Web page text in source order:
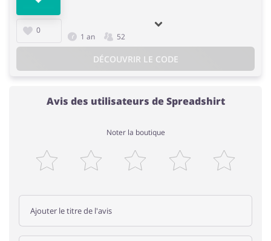
0
1 an 52
DÉCOUVRIR LE CODE
Avis des utilisateurs de Spreadshirt
Noter la boutique